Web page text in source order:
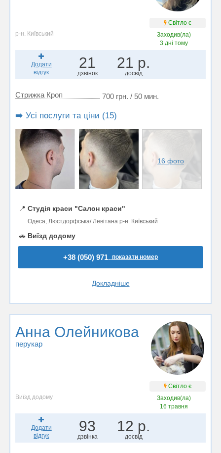
Світло є
р-н. Київський
Заходив(ла)
3 дні тому
Додати
відгук
21
дзвінок
21 р.
досвід
Стрижка Кроп 700 грн. / 50 мин.
➡️ Усі послуги та ціни (15)
16 фото
📍 Студія краси "Салон краси"
Одеса, Люстдорфська/ Левітана р-н. Київський
🚗 Виїзд додому
+38 (050) 971..показати номер
Докладніше
Анна Олейникова
перукар
Світло є
Виїзд додому
Заходив(ла)
16 травня
Додати
відгук
93
дзвінка
12 р.
досвід